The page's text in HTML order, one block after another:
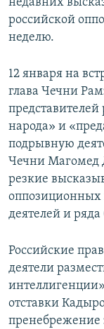
недавних
российской
неделю.
12 января на
глава Чечни
народа» и
подрывную
Чечни Магомед
резкие
оппозиционных
деятелей и
Российские
деятели
отставки
пренебрежение